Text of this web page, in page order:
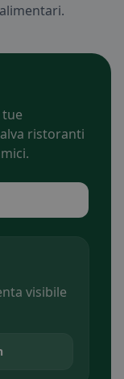
ristoranti
visibile